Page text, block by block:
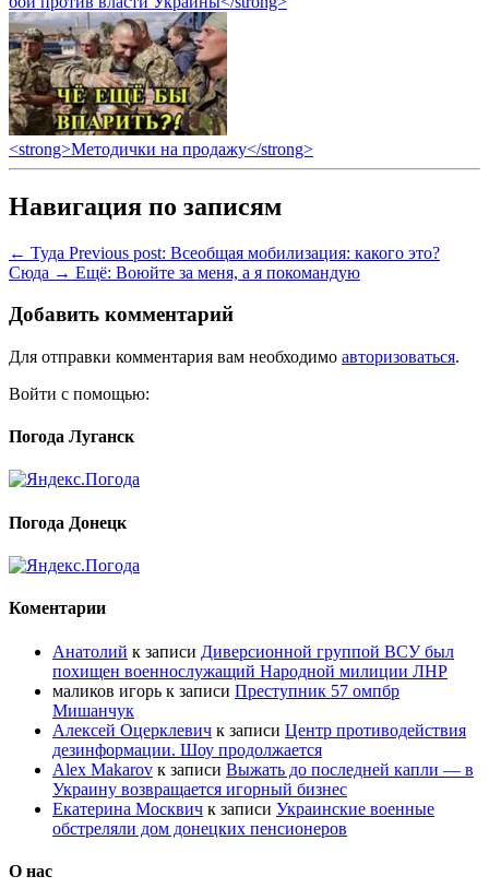
<strong>Методички на продажу</strong>
Навигация по записям
← Туда Previous post: Всеобщая мобилизация: какого это?
Сюда → Ещё: Воюйте за меня, а я покомандую
Добавить комментарий
Для отправки комментария вам необходимо авторизоваться.
Войти с помощью:
Погода Луганск
Погода Донецк
Коментарии
Анатолий к записи Диверсионной группой ВСУ был
похищен военнослужащий Народной милиции ЛНР
маликов игорь к записи Преступник 57 омпбр
Мишанчук
Алексей Оцерклевич к записи Центр противодействия
дезинформации. Шоу продолжается
Alex Makarov к записи Выжать до последней капли — в
Украину возвращается игорный бизнес
Екатерина Москвич к записи Украинские военные
обстреляли дом донецких пенсионеров
О нас